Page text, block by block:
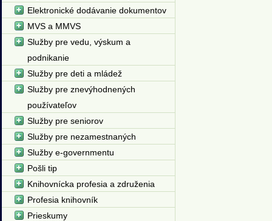
Elektronické dodávanie dokumentov
MVS a MMVS
Služby pre vedu, výskum a
podnikanie
Služby pre deti a mládež
Služby pre znevýhodnených
používateľov
Služby pre seniorov
Služby pre nezamestnaných
Služby e-governmentu
Pošli tip
Knihovnícka profesia a združenia
Profesia knihovník
Prieskumy